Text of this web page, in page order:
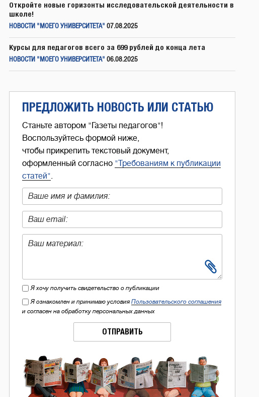
Откройте новые горизонты исследовательской деятельности в
школе!
НОВОСТИ "МОЕГО УНИВЕРСИТЕТА" 07.08.2025
Курсы для педагогов всего за 699 рублей до конца лета
НОВОСТИ "МОЕГО УНИВЕРСИТЕТА" 06.08.2025
ПРЕДЛОЖИТЬ НОВОСТЬ ИЛИ СТАТЬЮ
Станьте автором "Газеты педагогов"!
Воспользуйтесь формой ниже,
чтобы прикрепить текстовый документ,
оформленный согласно "Требованиям к публикации
статей".
Я хочу получить свидетельство о публикации
Я ознакомлен и принимаю условия Пользовательского соглашения
и согласен на обработку персональных данных
ОТПРАВИТЬ